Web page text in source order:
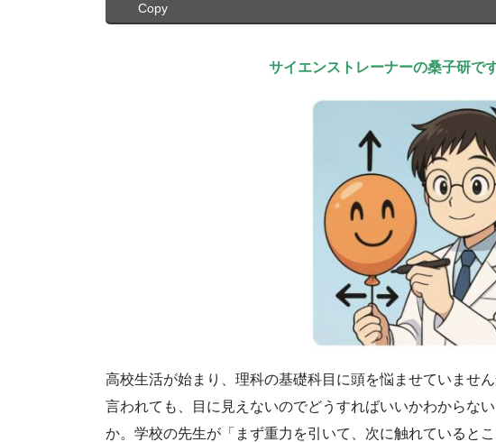
Copy
サイエンストレーナーの桑子研で
高校生活が始まり、理科の基礎科目に頭を悩ませていませ
言われても、目に見えないのでどうすればいいかわからな
か。学校の先生が「まず重力を引いて、次に触れていると